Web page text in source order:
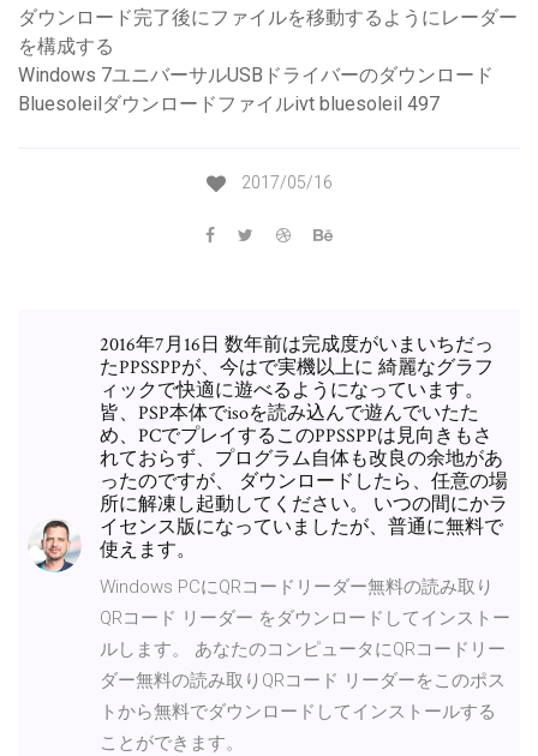
ダウンロード完了後にファイルを移動するようにレーダー
を構成する
Windows 7ユニバーサルUSBドライバーのダウンロード
Bluesoleilダウンロードファイルivt bluesoleil 497
2017/05/16
2016年7月16日 数年前は完成度がいまいちだっ
たPPSSPPが、今はで実機以上に 綺麗なグラフ
ィックで快適に遊べるようになっています。
皆、PSP本体でisoを読み込んで遊んでいたた
め、PCでプレイするこのPPSSPPは見向きもさ
れておらず、プログラム自体も改良の余地があ
ったのですが、 ダウンロードしたら、任意の場
所に解凍し起動してください。 いつの間にかラ
イセンス版になっていましたが、普通に無料で
使えます。
Windows PCにQRコードリーダー無料の読み取り
QRコード リーダー をダウンロードしてインストー
ルします。 あなたのコンピュータにQRコードリー
ダー無料の読み取りQRコード リーダーをこのポス
トから無料でダウンロードしてインストールする
ことができます。